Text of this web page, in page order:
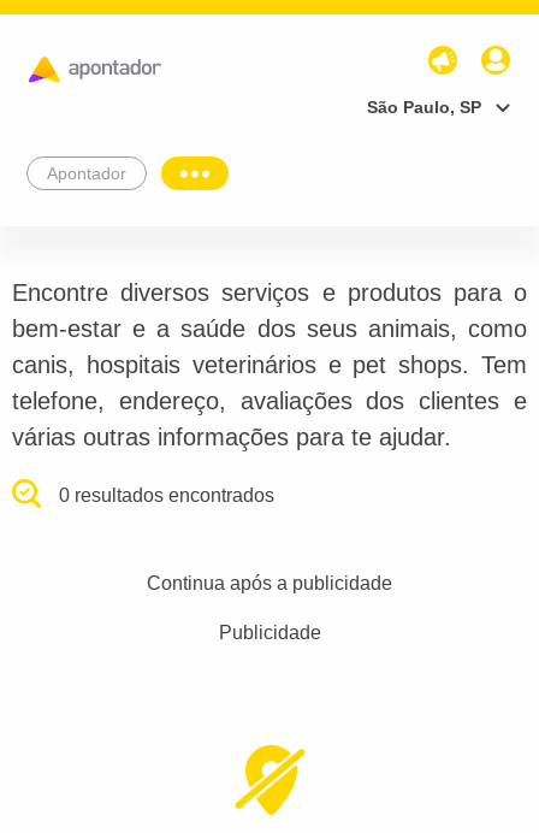
São Paulo, SP
Apontador
Encontre diversos serviços e produtos para o
bem-estar e a saúde dos seus animais, como
canis, hospitais veterinários e pet shops. Tem
telefone, endereço, avaliações dos clientes e
várias outras informações para te ajudar.
0 resultados encontrados
Continua após a publicidade
Publicidade